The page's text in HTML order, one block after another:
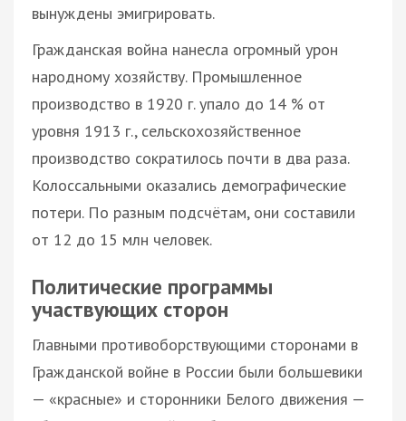
вынуждены эмигрировать.
Гражданская война нанесла огромный урон
народному хозяйству. Промышленное
производство в 1920 г. упало до 14 % от
уровня 1913 г., сельскохозяйственное
производство сократилось почти в два раза.
Колоссальными оказались демографические
потери. По разным подсчётам, они составили
от 12 до 15 млн человек.
Политические программы
участвующих сторон
Главными противоборствующими сторонами в
Гражданской войне в России были большевики
— «красные» и сторонники Белого движения —